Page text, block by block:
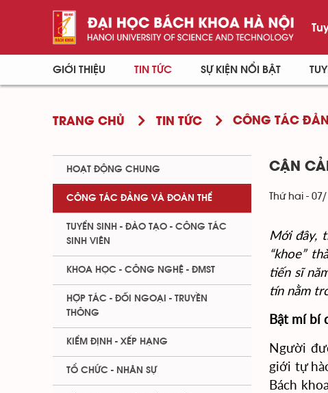
GIỚI THIỆU TIN TỨC SỰ KIỆN NỔI BẬT
TRANG CHỦ TIN TỨC CÔNG TÁC
CẬN
Thứ hai -
Mới đây,
“khoe”
tiến sĩ
tín nằm
Bật mí bí
Người
giới tự
Bách
HOẠT ĐỘNG CHUNG
CÔNG TÁC ĐẢNG VÀ ĐOÀN THỂ
TUYỂN SINH - ĐÀO TẠO - CÔNG TÁC
SINH VIÊN
KHOA HỌC - CÔNG NGHỆ - ĐMST
HỢP TÁC - ĐỐI NGOẠI - TRUYỀN
THÔNG
KIỂM ĐỊNH - XẾP HẠNG
TỔ CHỨC - NHÂN SỰ